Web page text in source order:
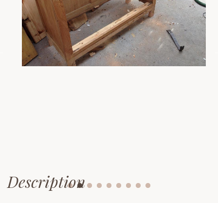
Description